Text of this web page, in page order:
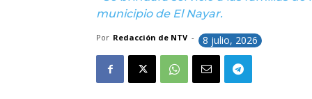
municipio de El Nayar.
Por Redacción de NTV - 8 julio, 2026